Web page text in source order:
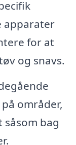
apparater
for at
og snavs.
områder,
bag